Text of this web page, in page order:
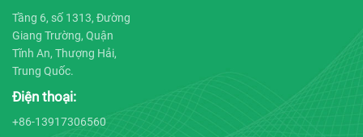
Tầng 6, số 1313, Đường
Giang Trường, Quận
Tĩnh An, Thượng Hải,
Trung Quốc.
Điện thoại:
+86-13917306560